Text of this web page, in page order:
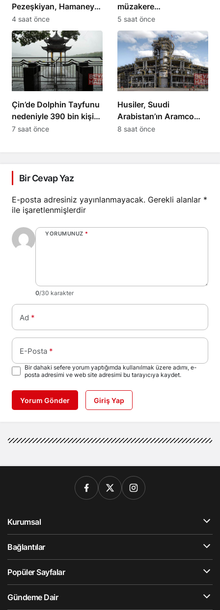
Pezeşkiyan, Hamaney
ile ekonomik ve askeri
konuları görüştü
4 saat önce
müzakere
yürütmüyoruz
5 saat önce
Çin’de Dolphin Tayfunu
nedeniyle 390 bin kişi
tahliye edildi
7 saat önce
Husiler, Suudi
Arabistan’ın Aramco
rafinerisini hedef aldı
8 saat önce
Bir Cevap Yaz
E-posta adresiniz yayınlanmayacak. Gerekli alanlar *
ile işaretlenmişlerdir
YORUMUNUZ *
0/30 karakter
Ad *
E-Posta *
Bir dahaki sefere yorum yaptığımda kullanılmak üzere adımı, e-
posta adresimi ve web site adresimi bu tarayıcıya kaydet.
Yorum Gönder Giriş Yap
Kurumsal
Bağlantılar
Popüler Sayfalar
Gündeme Dair